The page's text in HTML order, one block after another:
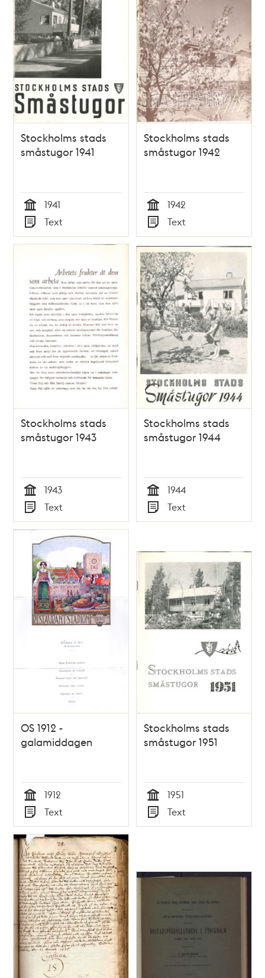
Stockholms stads
småstugor 1941
Tid
1941
Typ
Text
Stockholms stads
småstugor 1942
Tid
1942
Typ
Text
Stockholms stads
småstugor 1943
Tid
1943
Typ
Text
Stockholms stads
småstugor 1944
Tid
1944
Typ
Text
OS 1912 -
galamiddagen
Tid
1912
Typ
Text
Stockholms stads
småstugor 1951
Tid
1951
Typ
Text